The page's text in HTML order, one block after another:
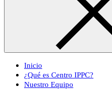
Inicio
¿Qué es Centro IPPC?
Nuestro Equipo